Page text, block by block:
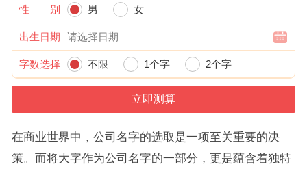
性 别 男 女
出生日期
字数选择 不限 1个字 2个字
在商业世界中，公司名字的选取是一项至关重要的决
策。而将大字作为公司名字的一部分，更是蕴含着独特